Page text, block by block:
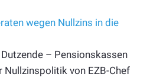
wegen Nullzins in die
– Pensionskassen
Nullzinspolitik von EZB-Chef